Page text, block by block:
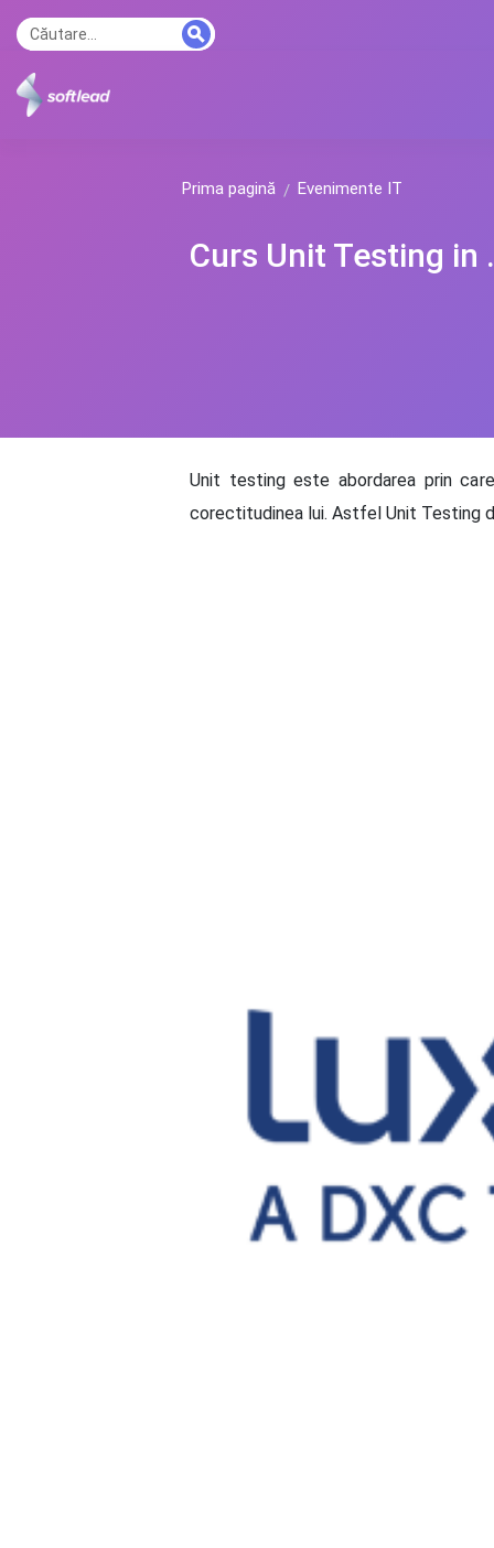
Prima pagină Evenimente IT
Curs Unit Testing in
Unit testing este abordarea prin
corectitudinea lui. Astfel Unit Testing